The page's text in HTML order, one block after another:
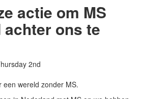
actie om MS
ons te
2nd
een wereld zonder MS.